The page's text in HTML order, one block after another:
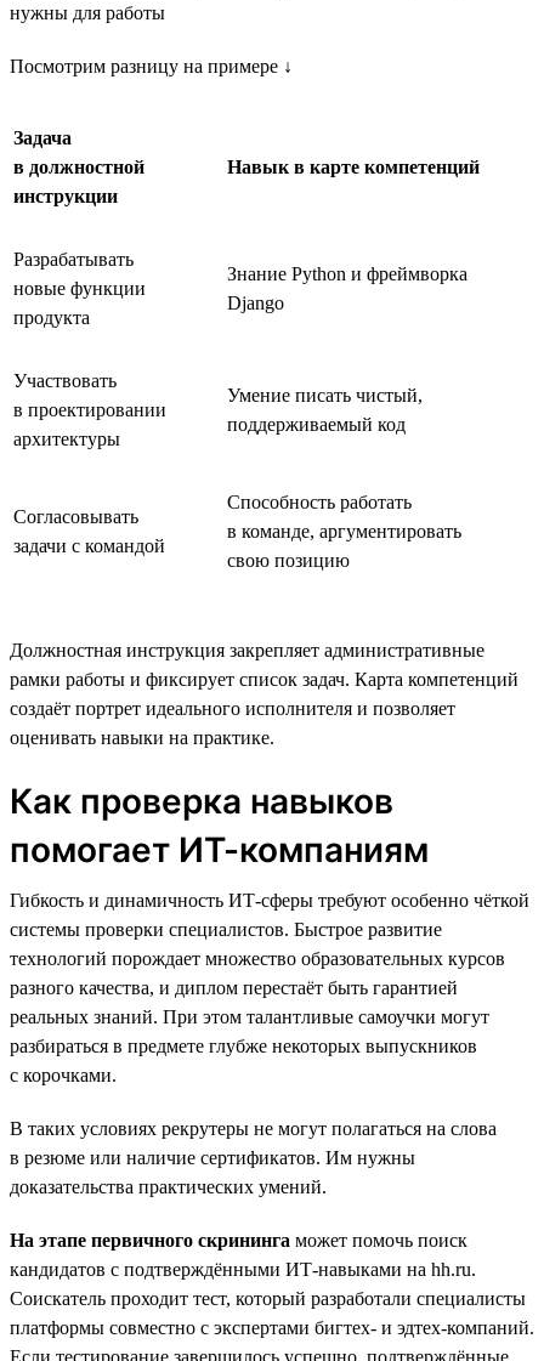
нужны для работы
Посмотрим разницу на примере ↓
Задача
в должностной
инструкции
Навык в карте компетенций
Разрабатывать
новые функции
продукта
Знание Python и фреймворка
Django
Участвовать
в проектировании
архитектуры
Умение писать чистый,
поддерживаемый код
Согласовывать
задачи с командой
Способность работать
в команде, аргументировать
свою позицию
Должностная инструкция закрепляет административные
рамки работы и фиксирует список задач. Карта компетенций
создаёт портрет идеального исполнителя и позволяет
оценивать навыки на практике.
Как проверка навыков
помогает ИТ-компаниям
Гибкость и динамичность ИТ-сферы требуют особенно чёткой
системы проверки специалистов. Быстрое развитие
технологий порождает множество образовательных курсов
разного качества, и диплом перестаёт быть гарантией
реальных знаний. При этом талантливые самоучки могут
разбираться в предмете глубже некоторых выпускников
с корочками.
В таких условиях рекрутеры не могут полагаться на слова
в резюме или наличие сертификатов. Им нужны
доказательства практических умений.
На этапе первичного скрининга может помочь поиск
кандидатов с подтверждёнными ИТ-навыками на hh.ru.
Соискатель проходит тест, который разработали специалисты
платформы совместно с экспертами бигтех- и эдтех-компаний.
Если тестирование завершилось успешно, подтверждённые